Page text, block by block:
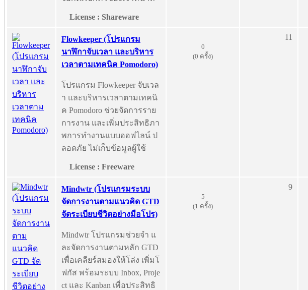
License : Shareware
Flowkeeper (โปรแกรม
นาฬิกาจับเวลา และบริหาร
เวลาตามเทคนิค Pomodoro)
โปรแกรม Flowkeeper จับเวล
า และบริหารเวลาตามเทคนิ
ค Pomodoro ช่วยจัดการราย
การงาน และเพิ่มประสิทธิภา
พการทำงานแบบออฟไลน์ ป
ลอดภัย ไม่เก็บข้อมูลผู้ใช้
License : Freeware
0
(0 ครั้ง)
11
Mindwtr (โปรแกรมระบบ
จัดการงานตามแนวคิด GTD
จัดระเบียบชีวิตอย่างมือโปร)
Mindwtr โปรแกรมช่วยจำ แ
ละจัดการงานตามหลัก GTD
เพื่อเคลียร์สมองให้โล่ง เพิ่มโ
ฟกัส พร้อมระบบ Inbox, Proje
ct และ Kanban เพื่อประสิทธิ
5
(1 ครั้ง)
9